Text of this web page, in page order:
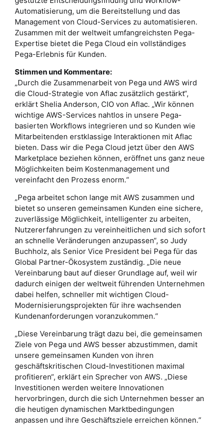
Automatisierung, um die Bereitstellung und das
Management von Cloud-Services zu automatisieren.
Zusammen mit der weltweit umfangreichsten Pega-
Expertise bietet die Pega Cloud ein vollständiges
Pega-Erlebnis für Kunden.
Stimmen und Kommentare:
„Durch die Zusammenarbeit von Pega und AWS wird
die Cloud-Strategie von Aflac zusätzlich gestärkt“,
erklärt Shelia Anderson, CIO von Aflac. „Wir können
wichtige AWS-Services nahtlos in unsere Pega-
basierten Workflows integrieren und so Kunden wie
Mitarbeitenden erstklassige Interaktionen mit Aflac
bieten. Dass wir die Pega Cloud jetzt über den AWS
Marketplace beziehen können, eröffnet uns ganz neue
Möglichkeiten beim Kostenmanagement und
vereinfacht den Prozess enorm.“
„Pega arbeitet schon lange mit AWS zusammen und
bietet so unseren gemeinsamen Kunden eine sichere,
zuverlässige Möglichkeit, intelligenter zu arbeiten,
Nutzererfahrungen zu vereinheitlichen und sich sofort
an schnelle Veränderungen anzupassen“, so Judy
Buchholz, als Senior Vice President bei Pega für das
Global Partner-Ökosystem zuständig. „Die neue
Vereinbarung baut auf dieser Grundlage auf, weil wir
dadurch einigen der weltweit führenden Unternehmen
dabei helfen, schneller mit wichtigen Cloud-
Modernisierungsprojekten für ihre wachsenden
Kundenanforderungen voranzukommen.“
„Diese Vereinbarung trägt dazu bei, die gemeinsamen
Ziele von Pega und AWS besser abzustimmen, damit
unsere gemeinsamen Kunden von ihren
geschäftskritischen Cloud-Investitionen maximal
profitieren“, erklärt ein Sprecher von AWS. „Diese
Investitionen werden weitere Innovationen
hervorbringen, durch die sich Unternehmen besser an
die heutigen dynamischen Marktbedingungen
anpassen und ihre Geschäftsziele erreichen können.“